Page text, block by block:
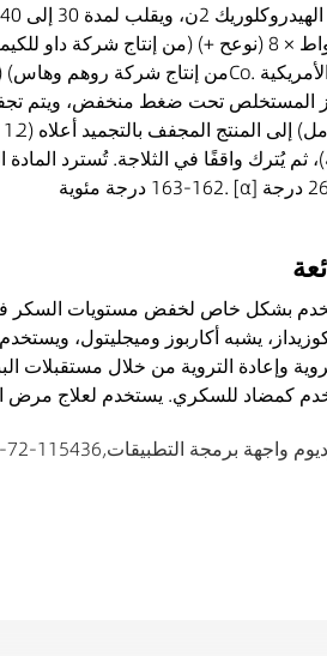
واجهة برمجة التطبيقات,115436-72-1 ريزيدرونات الصوديوم